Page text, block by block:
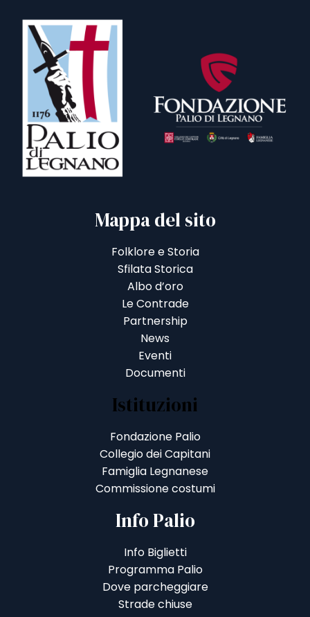
Mappa del sito
Folklore e Storia
Sfilata Storica
Albo d’oro
Le Contrade
Partnership
News
Eventi
Documenti
Istituzioni
Fondazione Palio
Collegio dei Capitani
Famiglia Legnanese
Commissione costumi
Info Palio
Info Biglietti
Programma Palio
Dove parcheggiare
Strade chiuse